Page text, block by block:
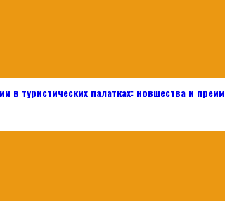
в туристических палатках: новшества и